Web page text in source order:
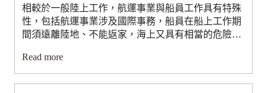
於預防貪瀆，並增加對政府施政之信賴？實際施行情
形如何？本文從立法沿革、制度目的、強制信託之特
色、實際執行情形，探討實施之成效及檢討，並提出
相較於一般陸上工作，航運事業與船員工作具有特殊
性，包括航運事業涉及國際事務，船員在船上工作期
間須遠離陸地、不能返家，海上又具有相當的危險性
等，乃於勞動基準法之外，另設有特別規範。本文針
對適用船員法之商船船員，以其過去實務上所發生之
勞動條件爭議為中心，包括：船員報酬結構為何、船
Read more